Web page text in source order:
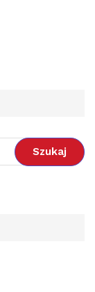
Szukaj